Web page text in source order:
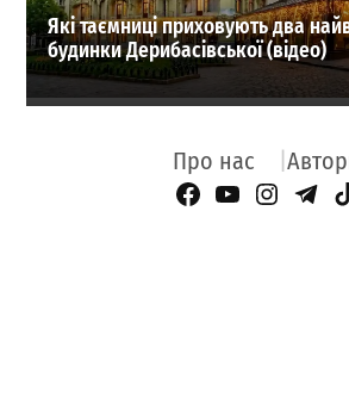
Які таємниці приховують два
будинки Дерибасівської (відео)
Про нас
Facebook Page
YouTube